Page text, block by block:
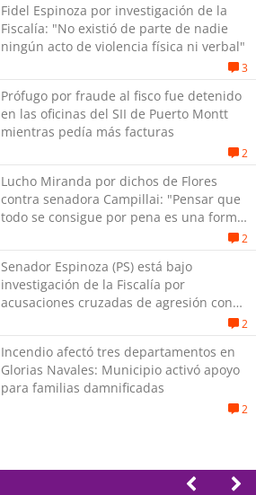
Fidel Espinoza por investigación de la
Fiscalía: "No existió de parte de nadie
ningún acto de violencia física ni verbal"
3
Prófugo por fraude al fisco fue detenido
en las oficinas del SII de Puerto Montt
mientras pedía más facturas
2
Lucho Miranda por dichos de Flores
contra senadora Campillai: "Pensar que
todo se consigue por pena es una forma
2
Senador Espinoza (PS) está bajo
investigación de la Fiscalía por
acusaciones cruzadas de agresión con
2
Incendio afectó tres departamentos en
Glorias Navales: Municipio activó apoyo
para familias damnificadas
2